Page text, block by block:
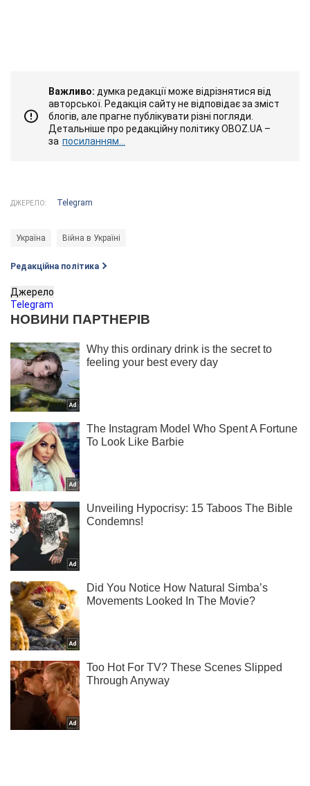
Важливо: думка редакції може відрізнятися від
авторської. Редакція сайту не відповідає за зміст
блогів, але прагне публікувати різні погляди.
Детальніше про редакційну політику OBOZ.UA –
за посиланням...
ДЖЕРЕЛО: Telegram
Україна Війна в Україні
Редакційна політика
Джерело
Telegram